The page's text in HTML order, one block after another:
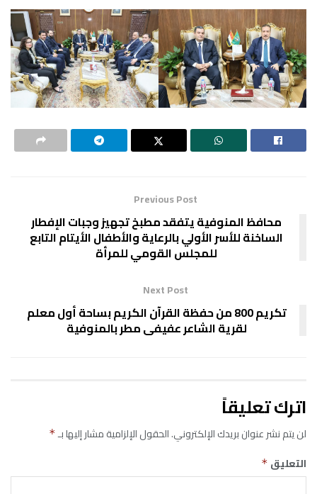
Previous Post
محافظ المنوفية يتفقد مطبخ تجهيز وجبات الإفطار
الساخنة للأسر الأولي بالرعاية والأطفال الأيتام التابع
للمجلس القومي للمرأة
Next Post
تكريم 800 من حفظة القرآن الكريم بساحة أول معلم
لقرية الشاعر عفيفى مطر بالمنوفية
اترك تعليقاً
لن يتم نشر عنوان بريدك الإلكتروني.الحقول الإلزامية مشار إليها بـ*
التعليق *